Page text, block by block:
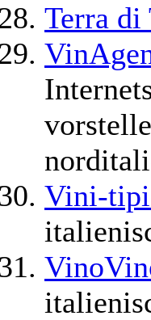
Terra di
Vini-